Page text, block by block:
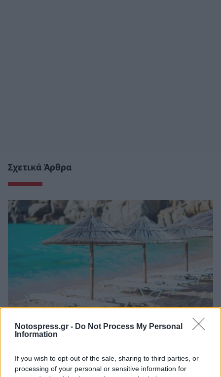
Notospress.gr - Do Not Process My Personal
Information
If you wish to opt-out of the sale, sharing to third parties, or
processing of your personal or sensitive information for
Σχετικά Άρθρα
Άνοιξε η πλατφόρμα για το πρόγραμμα
υποβάλλουν σήμερα αιτήσεις
05/08/2026 12:40